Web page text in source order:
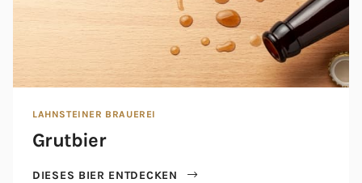
LAHNSTEINER BRAUEREI
Grutbier
DIESES BIER ENTDECKEN